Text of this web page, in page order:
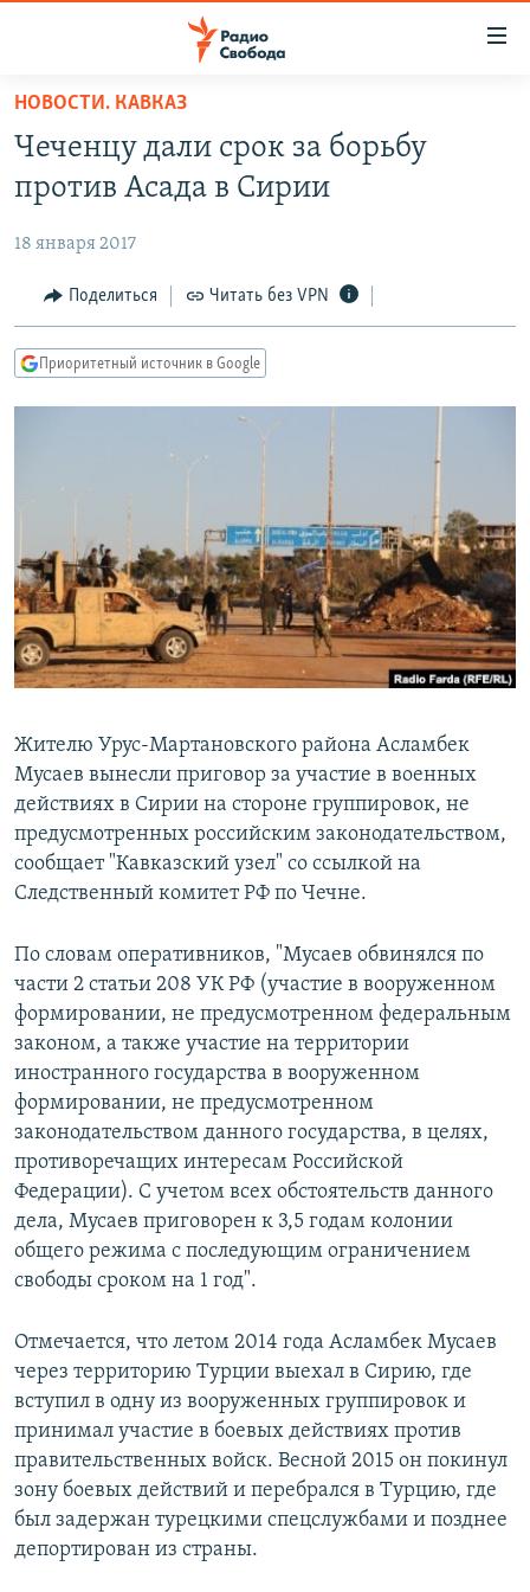
упрощенного
доступа
основному
Вернутся
главной
навигации
Вернутся
ПОДКАСТЫ
АВТОРСКИЕ ПРОЕКТЫ
ЦИТАТЫ СВОБОДЫ
МНЕНИЯ
IDEL.РЕАЛИИ
СИБИРЬ.РЕАЛИИ
РАСПИСАНИЕ ВЕЩАНИЯ
ПОДПИШИТЕСЬ НА РАССЫЛКУ
СОЦИАЛЬНЫЕ СЕТИ
Все сайты РСЕ/РС
НОВОСТИ. КАВКАЗ
Чеченцу дали срок за борьбу
против Асада в Сирии
18 января 2017
Поделиться Читать без VPN
Приоритетный источник в Google
Жителю Урус-Мартановского района Асламбек
Мусаев вынесли приговор за участие в военных
действиях в Сирии на стороне группировок, не
предусмотренных российским законодательством,
сообщает "Кавказский узел" со ссылкой на
Следственный комитет РФ по Чечне.
По словам оперативников, "Мусаев обвинялся по
части 2 статьи 208 УК РФ (участие в вооруженном
формировании, не предусмотренном федеральным
законом, а также участие на территории
иностранного государства в вооруженном
формировании, не предусмотренном
законодательством данного государства, в целях,
противоречащих интересам Российской
Федерации). С учетом всех обстоятельств данного
дела, Мусаев приговорен к 3,5 годам колонии
общего режима с последующим ограничением
свободы сроком на 1 год".
Отмечается, что летом 2014 года Асламбек Мусаев
через территорию Турции выехал в Сирию, где
вступил в одну из вооруженных группировок и
принимал участие в боевых действиях против
правительственных войск. Весной 2015 он покинул
зону боевых действий и перебрался в Турцию, где
был задержан турецкими спецслужбами и позднее
депортирован из страны.